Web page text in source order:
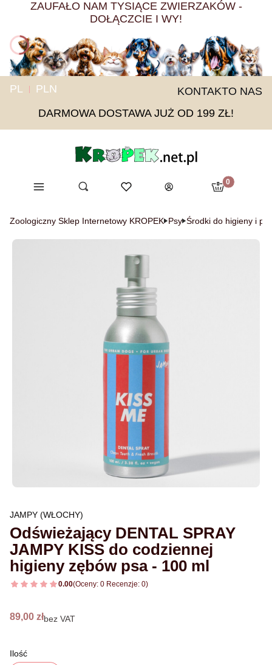
ZAUFAŁO NAM TYSIĄCE ZWIERZAKÓW -
DOŁĄCZCIE I WY!
PL PLN KONTAKTO NAS
DARMOWA DOSTAWA JUŻ OD 199 ZŁ!
Menu Otwórz wyszukiwarkę
Szukaj Ulubione
Zaloguj się
Produkty w
Koszyk
Zoologiczny Sklep Internetowy KROPEK Psy Środki do higieny i
JAMPY (WŁOCHY)
Odświeżający DENTAL SPRAY
JAMPY KISS do codziennej
higieny zębów psa - 100 ml
0.00(Oceny: 0 Recenzje: 0)
Cena
89,00 złbez VAT
Ilość